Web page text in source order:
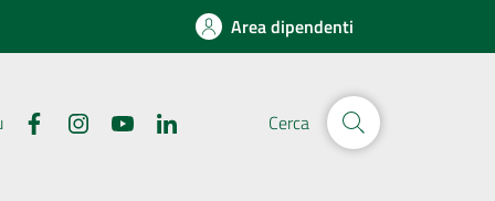
Area dipendenti
Cerca